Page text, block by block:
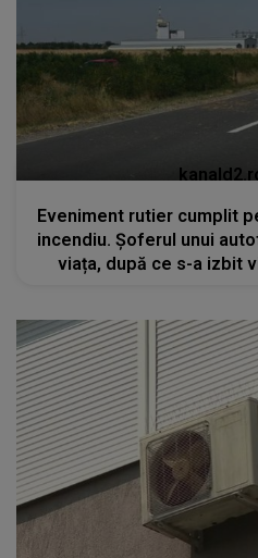
Eveniment rutier cumplit
incendiu. Șoferul unui
viața, după ce s-a izbit